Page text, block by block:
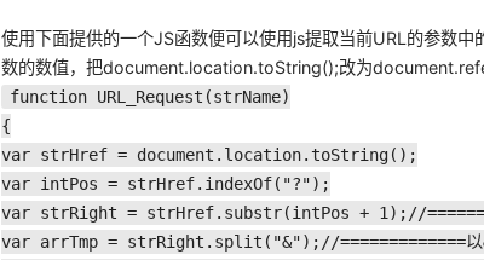
使用下面提供的一个JS函数便可以使用js提取当前URL的参数
数的数值，把document.location.toString();改为
function URL_Request(strName)
{
var strHref = document.location.toString();
var intPos = strHref.indexOf("?");
var strRight = strHref.substr(intPos + 1);//
var arrTmp = strRight.split("&");//=============以&